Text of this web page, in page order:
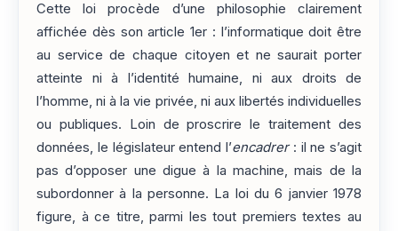
Cette loi procède d’une philosophie clairement
affichée dès son article 1er : l’informatique doit être
au service de chaque citoyen et ne saurait porter
atteinte ni à l’identité humaine, ni aux droits de
l’homme, ni à la vie privée, ni aux libertés individuelles
ou publiques. Loin de proscrire le traitement des
données, le législateur entend l’encadrer: il ne s’agit
pas d’opposer une digue à la machine, mais de la
subordonner à la personne. La loi du 6 janvier 1978
figure, à ce titre, parmi les tout premiers textes au